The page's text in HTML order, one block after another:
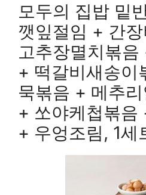
모두의 집밥 밑
깻잎절임 + 간
고추장멸치볶음
+ 떡갈비새송이
묵볶음 + 메추
+ 쏘야케첩볶음
+ 우엉조림, 1세